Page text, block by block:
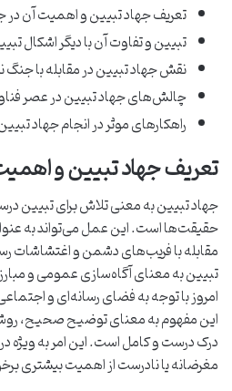
تعریف جهاد تبیین و اهمیت آن در
تبیین و تفاوت آن با دیگر اشکال
نقش جهاد تبیین در مقابله با
چالش‌های جهاد تبیین در عصر
راهکارهای موثر در انجام جهاد
تعریف جهاد تبیین و
جهاد تبیین به معنی تلاش برای تبیین
حقیقت‌ها است. این عمل می‌تواند به
مقابله با فریب‌های دشمن و اغتشاشات
تبیین به معنای آگاه‌سازی عمومی و
امروز با توجه به فضای رسانه‌ای و
این مفهوم به معنای توضیح صحیح،
درک درست و کامل است. این امر به ویژه
مغرضانه یا نادرست از اهمیت بیشتری